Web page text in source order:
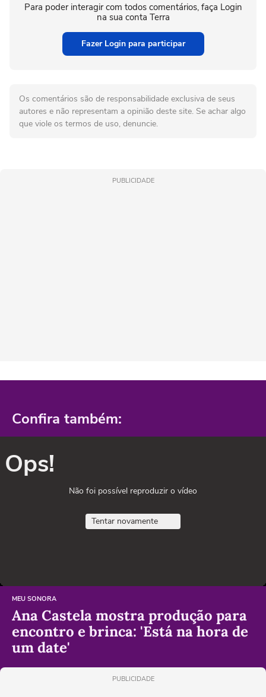
Para poder interagir com todos comentários, faça Login
na sua conta Terra
Fazer Login para participar
Os comentários são de responsabilidade exclusiva de seus
autores e não representam a opinião deste site. Se achar algo
que viole os termos de uso, denuncie.
PUBLICIDADE
Confira também:
Ops!
Não foi possível reproduzir o vídeo
Tentar novamente
MEU SONORA
Ana Castela mostra produção para
encontro e brinca: 'Está na hora de
um date'
PUBLICIDADE